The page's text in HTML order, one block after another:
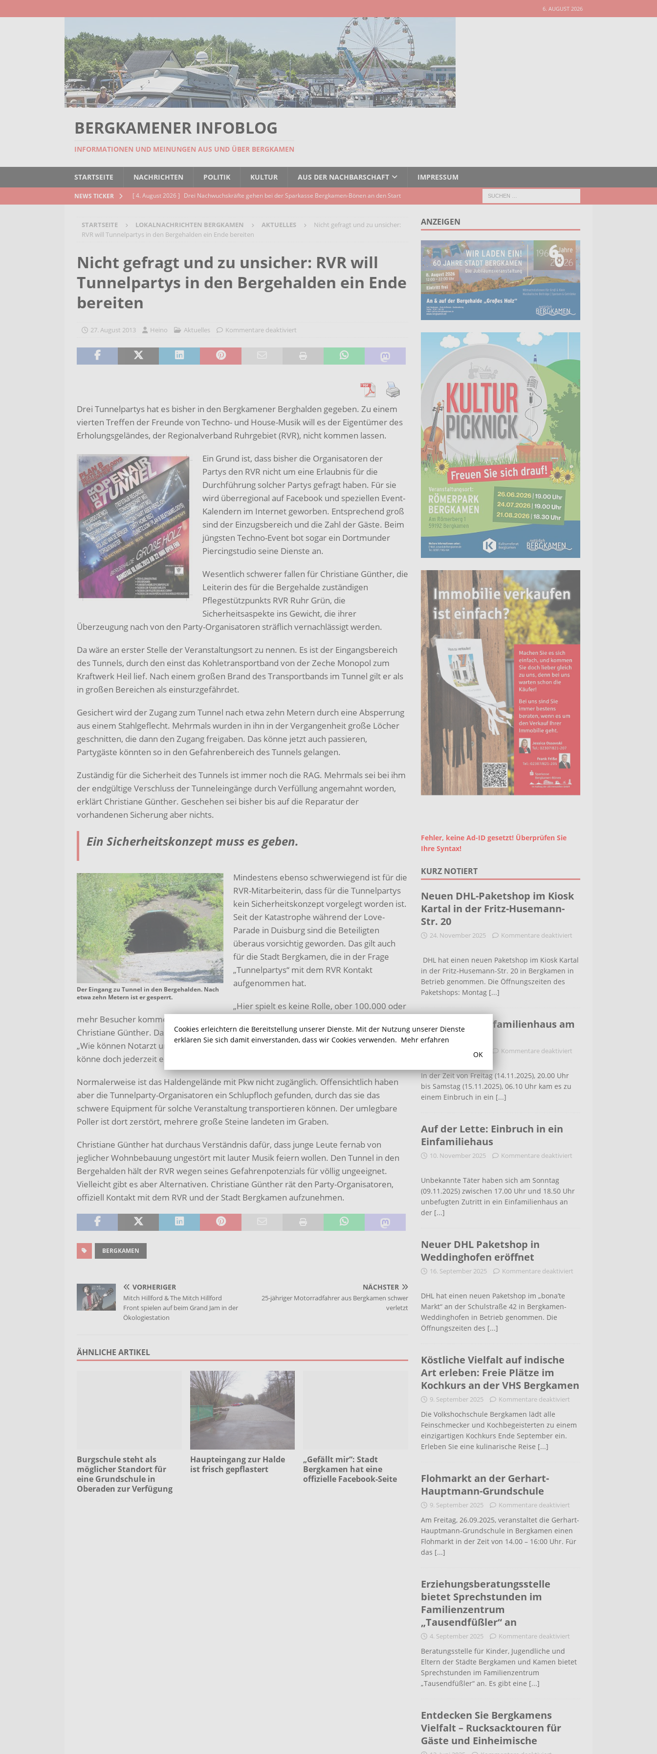
6. AUGUST 2026
BERGKAMENER INFOBLOG
INFORMATIONEN UND MEINUNGEN AUS UND ÜBER BERGKAMEN
STARTSEITE NACHRICHTEN POLITIK KULTUR AUS DER NACHBARSCHAFT IMPRESSUM
NEWS TICKER [ 4. August 2026 ] Blues mit Herz, Seele und Slide-Gitarre: Saisonstart des Sparkassen GRAND
[ 4. August 2026 ] Start in das Berufsleben für 13 Nachwuchskräfte der Stadt Bergkamen
[ 3. August 2026 ]
Startchancen-Programm zeigt Wirkung: Bundestagsabgeordneter Oliver
Kaczmarek besucht Gerhart-Hauptmann-Grundschule
AKTUELLES
[ 4. August 2026 ] Drei Nachwuchskräfte gehen bei der Sparkasse Bergkamen-Bönen an den Start
STARTSEITE LOKALNACHRICHTEN BERGKAMEN AKTUELLES
Nicht gefragt und zu unsicher:
RVR will Tunnelpartys in den Bergehalden ein Ende bereiten
Nicht gefragt und zu unsicher: RVR will
Tunnelpartys in den Bergehalden ein Ende
bereiten
27. August 2013 Heino Aktuelles Kommentare deaktiviert
Drei Tunnelpartys hat es bisher in den Bergkamener Berghalden gegeben. Zu einem
vierten Treffen der Freunde von Techno- und House-Musik will es der Eigentümer des
Erholungsgeländes, der Regionalverband Ruhrgebiet (RVR), nicht kommen lassen.
Ein Grund ist, dass bisher die Organisatoren der
Partys den RVR nicht um eine Erlaubnis für die
Durchführung solcher Partys gefragt haben. Für sie
wird überregional auf Facebook und speziellen Event-
Kalendern im Internet geworben. Entsprechend groß
sind der Einzugsbereich und die Zahl der Gäste. Beim
jüngsten Techno-Event bot sogar ein Dortmunder
Piercingstudio seine Dienste an.
Wesentlich schwerer fallen für Christiane Günther, die
Leiterin des für die Bergehalde zuständigen
Pflegestützpunkts RVR Ruhr Grün, die
Sicherheitsaspekte ins Gewicht, die ihrer
Überzeugung nach von den Party-Organisatoren sträflich vernachlässigt werden.
Da wäre an erster Stelle der Veranstaltungsort zu nennen. Es ist der Eingangsbereich
des Tunnels, durch den einst das Kohletransportband von der Zeche Monopol zum
Kraftwerk Heil lief. Nach einem großen Brand des Transportbands im Tunnel gilt er als
in großen Bereichen als einsturzgefährdet.
Gesichert wird der Zugang zum Tunnel nach etwa zehn Metern durch eine Absperrung
aus einem Stahlgeflecht. Mehrmals wurden in ihn in der Vergangenheit große Löcher
geschnitten, die dann den Zugang freigaben. Das könne jetzt auch passieren,
Partygäste könnten so in den Gefahrenbereich des Tunnels gelangen.
Zuständig für die Sicherheit des Tunnels ist immer noch die RAG. Mehrmals sei bei ihm
der endgültige Verschluss der Tunneleingänge durch Verfüllung angemahnt worden,
erklärt Christiane Günther. Geschehen sei bisher bis auf die Reparatur der
vorhandenen Sicherung aber nichts.
Ein Sicherheitskonzept muss es geben.
Der Eingang zu Tunnel in den Bergehalden. Nach
etwa zehn Metern ist er gesperrt.
Mindestens ebenso schwerwiegend ist für die
RVR-Mitarbeiterin, dass für die Tunnelpartys
kein Sicherheitskonzept vorgelegt worden ist.
Seit der Katastrophe während der Love-
Parade in Duisburg sind die Beteiligten
überaus vorsichtig geworden. Das gilt auch
für die Stadt Bergkamen, die in der Frage
„Tunnelpartys“ mit dem RVR Kontakt
aufgenommen hat.
„Hier spielt es keine Rolle, ober 100.000 oder
mehr Besucher kommen nur 150. Ein Sicherheitskonzept muss es geben“, betont
Christiane Günther. Dazu gehört zum Beispiel eine schlüssige Antwort auf die Frage:
„Wie können Notarzt und Rettungswagen möglichst schnell zum Tunnel kommen?“ Es
könne doch jederzeit ein Partygast kollabieren, meint die RVR-Mitarbeiterin.
Normalerweise ist das Haldengelände mit Pkw nicht zugänglich. Offensichtlich haben
aber die Tunnelparty-Organisatoren ein Schlupfloch gefunden, durch das sie das
schwere Equipment für solche Veranstaltung transportieren können. Der umlegbare
Poller ist dort zerstört, mehrere große Steine landeten im Graben.
Christiane Günther hat durchaus Verständnis dafür, dass junge Leute fernab von
jeglicher Wohnbebauung ungestört mit lauter Musik feiern wollen. Den Tunnel in den
Bergehalden hält der RVR wegen seines Gefahrenpotenzials für völlig ungeeignet.
Vielleicht gibt es aber Alternativen. Christiane Günther rät den Party-Organisatoren,
offiziell Kontakt mit dem RVR und der Stadt Bergkamen aufzunehmen.
BERGKAMEN
VORHERIGER
Mitch Hillford & The Mitch Hillford
Front spielen auf beim Grand Jam in der
Ökologiestation
NÄCHSTER
25-jähriger Motorradfahrer aus Bergkamen schwer
verletzt
ÄHNLICHE ARTIKEL
Burgschule steht als
möglicher Standort für
eine Grundschule in
Oberaden zur Verfügung
Haupteingang zur Halde
ist frisch gepflastert
„Gefällt mir“: Stadt
Bergkamen hat eine
offizielle Facebook-Seite
ANZEIGEN
Fehler, keine Ad-ID gesetzt! Überprüfen Sie
Ihre Syntax!
KURZ NOTIERT
Neuen DHL-Paketshop im Kiosk
Kartal in der Fritz-Husemann-
Str. 20
24. November 2025 Kommentare deaktiviert
DHL hat einen neuen Paketshop im Kiosk Kartal
in der Fritz-Husemann-Str. 20 in Bergkamen in
Betrieb genommen. Die Öffnungszeiten des
Paketshops: Montag [...]
Einbruch in Einfamilienhaus am
Haldenweg
16. November 2025 Kommentare deaktiviert
In der Zeit von Freitag (14.11.2025), 20.00 Uhr
bis Samstag (15.11.2025), 06.10 Uhr kam es zu
einem Einbruch in ein [...]
Auf der Lette: Einbruch in ein
Einfamiliehaus
10. November 2025 Kommentare deaktiviert
Unbekannte Täter haben sich am Sonntag
(09.11.2025) zwischen 17.00 Uhr und 18.50 Uhr
unbefugten Zutritt in ein Einfamilienhaus an
der [...]
Neuer DHL Paketshop in
Weddinghofen eröffnet
16. September 2025 Kommentare deaktiviert
DHL hat einen neuen Paketshop im „bona’te
Markt“ an der Schulstraße 42 in Bergkamen-
Weddinghofen in Betrieb genommen. Die
Öffnungszeiten des [...]
Köstliche Vielfalt auf indische
Art erleben: Freie Plätze im
Kochkurs an der VHS Bergkamen
9. September 2025 Kommentare deaktiviert
Die Volkshochschule Bergkamen lädt alle
Feinschmecker und Kochbegeisterten zu einem
einzigartigen Kochkurs Ende September ein.
Erleben Sie eine kulinarische Reise [...]
Flohmarkt an der Gerhart-
Hauptmann-Grundschule
9. September 2025 Kommentare deaktiviert
Am Freitag, 26.09.2025, veranstaltet die Gerhart-
Hauptmann-Grundschule in Bergkamen einen
Flohmarkt in der Zeit von 14.00 – 16:00 Uhr. Für
das [...]
Erziehungsberatungsstelle
bietet Sprechstunden im
Familienzentrum
„Tausendfüßler“ an
4. September 2025 Kommentare deaktiviert
Beratungsstelle für Kinder, Jugendliche und
Eltern der Städte Bergkamen und Kamen bietet
Sprechstunden im Familienzentrum
„Tausendfüßler“ an. Es gibt eine [...]
Entdecken Sie Bergkamens
Vielfalt – Rucksacktouren für
Gäste und Einheimische
Cookies erleichtern die Bereitstellung unserer Dienste. Mit der Nutzung unserer Dienste
erklären Sie sich damit einverstanden, dass wir Cookies verwenden. Mehr erfahren
OK